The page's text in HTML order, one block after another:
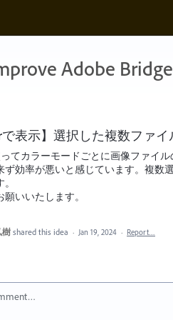
Adobe
で表示】選択した複数ファ
ってカラーモードごとに画像ファイ
ず効率が悪いと感じています。複数
いいたします。
樹 shared this idea · Jan 19, 2024 · Report…